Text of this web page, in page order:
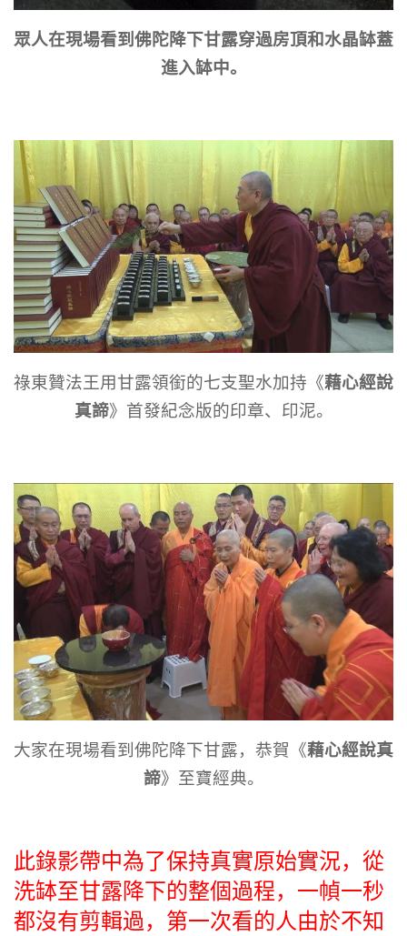
眾人在現場看到佛陀降下甘露穿過房頂和水晶缽蓋
進入缽中。
祿東贊法王用甘露領銜的七支聖水加持《藉心經說
真諦》首發紀念版的印章、印泥。
大家在現場看到佛陀降下甘露，恭賀《藉心經說真
諦》至寶經典。
此錄影帶中為了保持真實原始實況，從
洗缽至甘露降下的整個過程，一幀一秒
都沒有剪輯過，第一次看的人由於不知